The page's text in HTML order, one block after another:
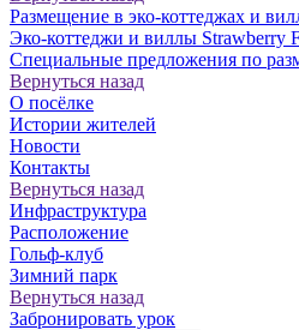
Размещение в эко-коттеджах и
Эко-коттеджи и виллы Strawberry
Специальные предложения по
Вернуться назад
О посёлке
Истории жителей
Новости
Контакты
Вернуться назад
Инфраструктура
Расположение
Гольф-клуб
Зимний парк
Вернуться назад
Забронировать урок